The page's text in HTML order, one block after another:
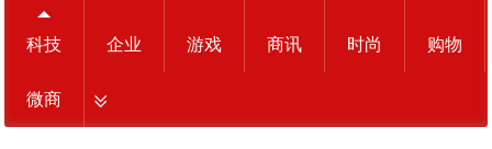
科技 企业 游戏 商讯 时尚 购物
微商